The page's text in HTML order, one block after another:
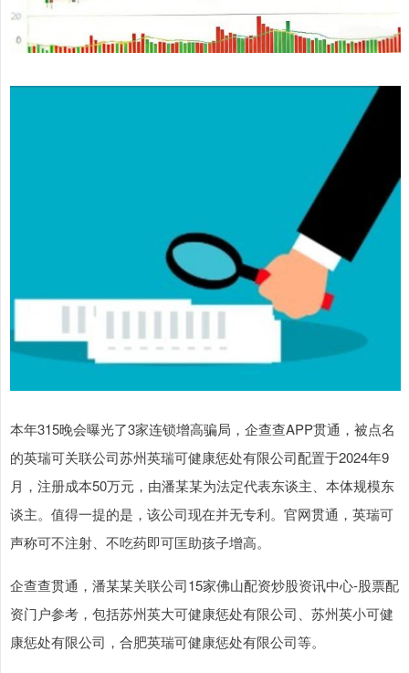
本年315晚会曝光了3家连锁增高骗局，企查查APP贯通，被点名
的英瑞可关联公司苏州英瑞可健康惩处有限公司配置于2024年9
月，注册成本50万元，由潘某某为法定代表东谈主、本体规模东
谈主。值得一提的是，该公司现在并无专利。官网贯通，英瑞可
声称可不注射、不吃药即可匡助孩子增高。
企查查贯通，潘某某关联公司15家佛山配资炒股资讯中心-股票配
资门户参考，包括苏州英大可健康惩处有限公司、苏州英小可健
康惩处有限公司，合肥英瑞可健康惩处有限公司等。